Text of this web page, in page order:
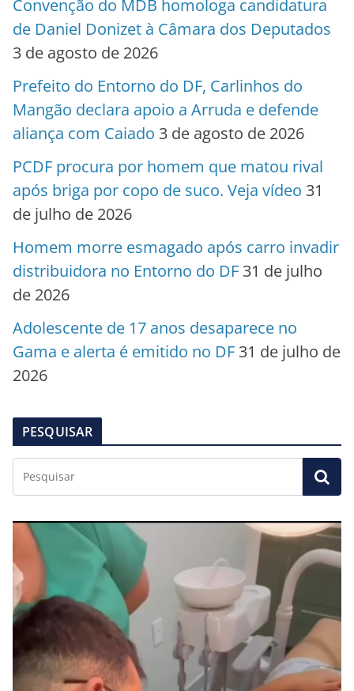
Convenção do MDB homologa candidatura
de Daniel Donizet à Câmara dos Deputados
3 de agosto de 2026
Prefeito do Entorno do DF, Carlinhos do
Mangão declara apoio a Arruda e defende
aliança com Caiado 3 de agosto de 2026
PCDF procura por homem que matou rival
após briga por copo de suco. Veja vídeo 31
de julho de 2026
Homem morre esmagado após carro invadir
distribuidora no Entorno do DF 31 de julho
de 2026
Adolescente de 17 anos desaparece no
Gama e alerta é emitido no DF 31 de julho de
2026
PESQUISAR